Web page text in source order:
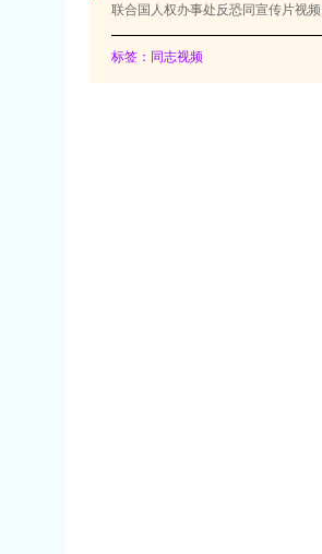
联合国人权办事处反恐同宣传片视频
标签：同志视频